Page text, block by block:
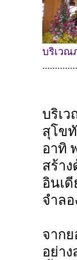
บริเวณ
บริเ
สุโข
อาทิ
สร้า
อินเ
จำลอ
จาก
อย่า